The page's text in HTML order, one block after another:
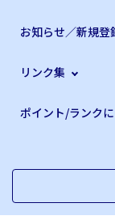
お知らせ／新規登
リンク集
ポイント/ランク